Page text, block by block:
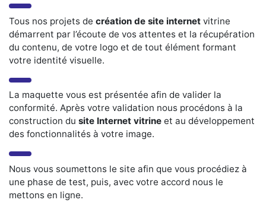
Tous nos projets de création de site internet vitrine
démarrent par l’écoute de vos attentes et la récupération
du contenu, de votre logo et de tout élément formant
votre identité visuelle.
La maquette vous est présentée afin de valider la
conformité. Après votre validation nous procédons à la
construction du site Internet vitrine et au développement
des fonctionnalités à votre image.
Nous vous soumettons le site afin que vous procédiez à
une phase de test, puis, avec votre accord nous le
mettons en ligne.